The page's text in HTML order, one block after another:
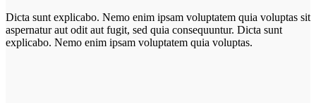
Dicta sunt explicabo. Nemo enim ipsam voluptatem quia voluptas sit
aspernatur aut odit aut fugit, sed quia consequuntur. Dicta sunt
explicabo. Nemo enim ipsam voluptatem quia voluptas.